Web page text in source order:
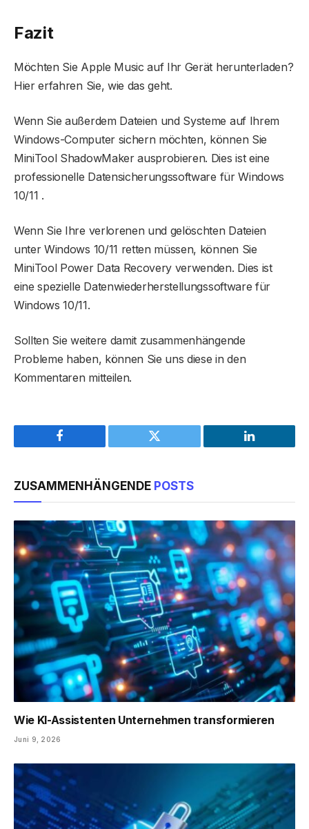
Fazit
Möchten Sie Apple Music auf Ihr Gerät herunterladen?
Hier erfahren Sie, wie das geht.
Wenn Sie außerdem Dateien und Systeme auf Ihrem
Windows-Computer sichern möchten, können Sie
MiniTool ShadowMaker ausprobieren. Dies ist eine
professionelle Datensicherungssoftware für Windows
10/11 .
Wenn Sie Ihre verlorenen und gelöschten Dateien
unter Windows 10/11 retten müssen, können Sie
MiniTool Power Data Recovery verwenden. Dies ist
eine spezielle Datenwiederherstellungssoftware für
Windows 10/11.
Sollten Sie weitere damit zusammenhängende
Probleme haben, können Sie uns diese in den
Kommentaren mitteilen.
Facebook Twitter LinkedIn
ZUSAMMENHÄNGENDE POSTS
Wie KI-Assistenten Unternehmen transformieren
Juni 9, 2026